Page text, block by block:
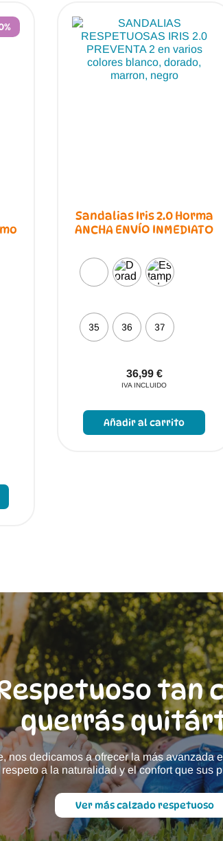
elegir
la
página
de
producto
Sandalias Iris 2.0 Horma
ANCHA ENVÍO INMEDIATO
35 36 37
36,99 €
IVA INCLUIDO
Añadir al carrito
tan
querrás
nos dedicamos a ofrecer la más avanzada
respeto a la naturalidad y el confort que sus
Ver más calzado respetuoso